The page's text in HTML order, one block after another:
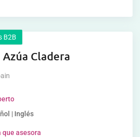
B2B
Cladera
| Inglés
que asesora